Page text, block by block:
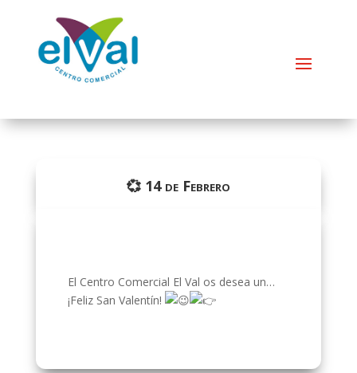
💞 14 de Febrero
El Centro Comercial El Val os desea un…
¡Feliz San Valentín!